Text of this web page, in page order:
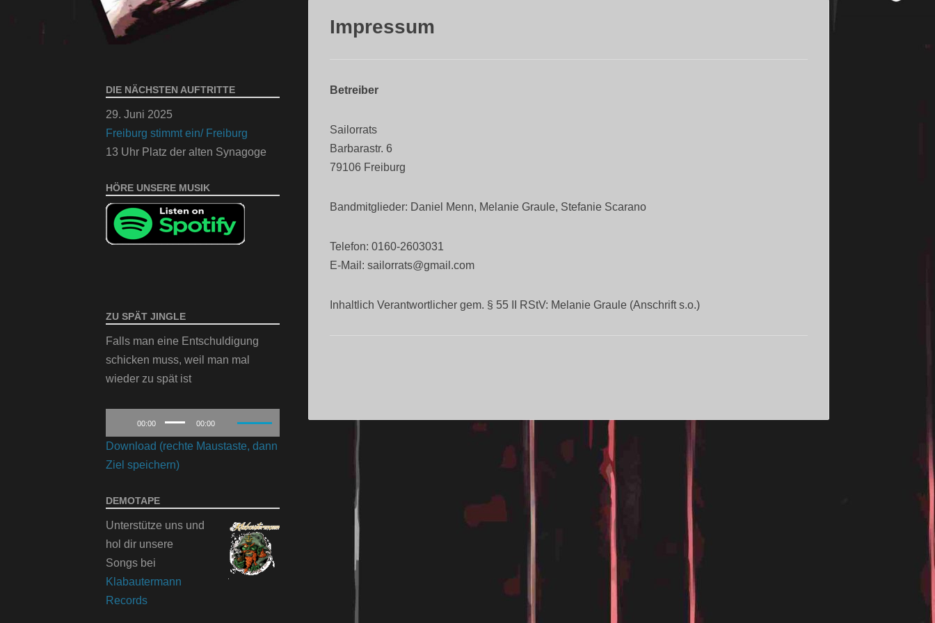
Impressum
Betreiber
Sailorrats
Barbarastr. 6
79106 Freiburg
Bandmitglieder: Daniel Menn, Melanie Graule, Stefanie Scarano
Telefon: 0160-2603031
E-Mail: sailorrats@gmail.com
Inhaltlich Verantwortlicher gem. § 55 II RStV: Melanie Graule (Anschrift s.o.)
DIE NÄCHSTEN AUFTRITTE
29. Juni 2025
Freiburg stimmt ein/ Freiburg
13 Uhr Platz der alten Synagoge
HÖRE UNSERE MUSIK
ZU SPÄT JINGLE
Falls man eine Entschuldigung
schicken muss, weil man mal
wieder zu spät ist
Player
00:00 00:00
Hoch/Runter
benutzen,
Lautstärke
zu
regeln.
Download (rechte Maustaste, dann
Ziel speichern)
DEMOTAPE
Unterstütze uns und
hol dir unsere
Songs bei
Klabautermann
Records